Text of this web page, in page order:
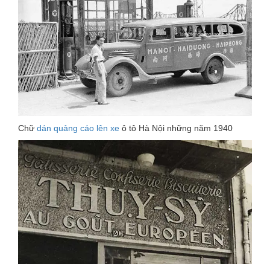
Chữ dán quảng cáo lên xe ô tô Hà Nội những năm 1940